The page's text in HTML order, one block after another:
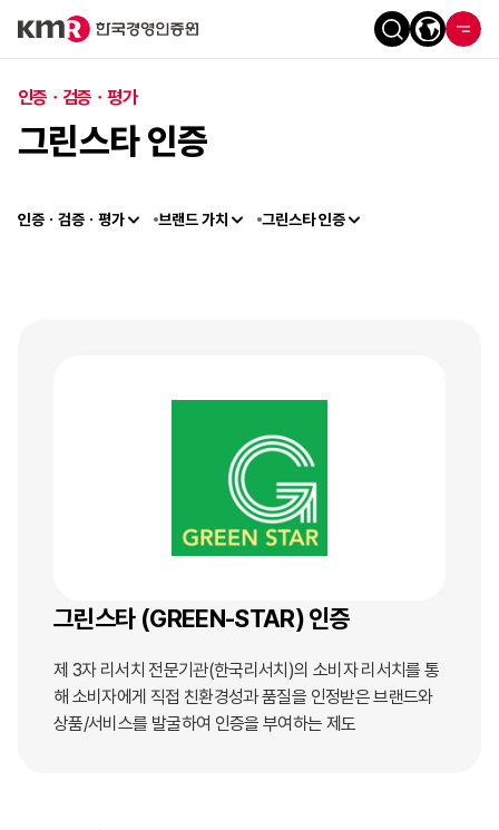
인증ㆍ검증ㆍ평가
그린스타 인증
인증ㆍ검증ㆍ평가 브랜드 가치 그린스타 인증
그린스타 (GREEN-STAR) 인증
제 3자 리서치 전문기관(한국리서치)의 소비자 리서치를 통
해 소비자에게 직접 친환경성과 품질을 인정받은 브랜드와
상품/서비스를 발굴하여 인증을 부여하는 제도